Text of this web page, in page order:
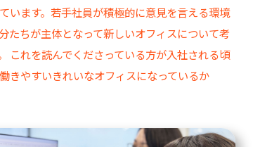
います。若手社員が積極的に意見を言える環境
たちが主体となって新しいオフィスについて考
これを読んでくださっている方が入社される頃
きやすいきれいなオフィスになっているか